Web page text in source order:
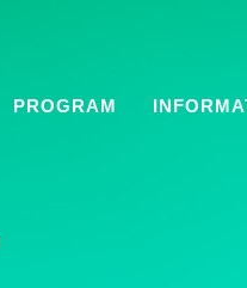
PROGRAM